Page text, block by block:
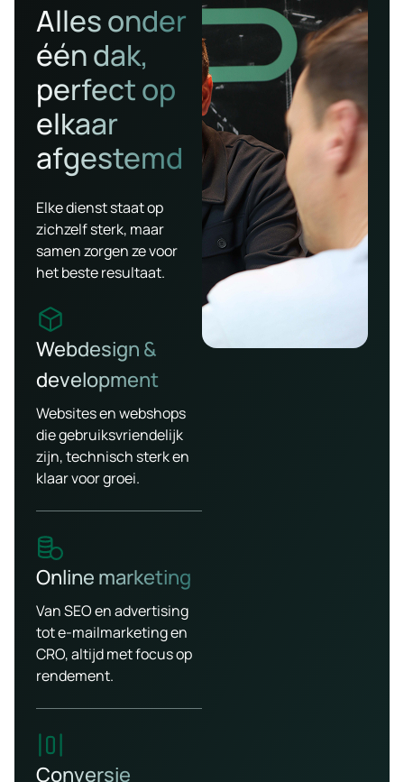
Alles onder
één dak,
perfect op
elkaar
afgestemd
Elke dienst staat op
zichzelf sterk, maar
samen zorgen ze voor
het beste resultaat.
Webdesign &
development
Websites en webshops
die gebruiksvriendelijk
zijn, technisch sterk en
klaar voor groei.
Online marketing
Van SEO en advertising
tot e-mailmarketing en
CRO, altijd met focus op
rendement.
Conversie